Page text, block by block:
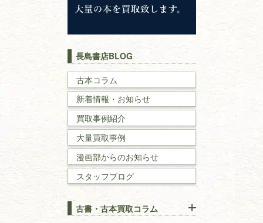
キリスト教
世界史・
戦記・戦史
国文学・国語学
理工書
数学書・物理学書
建築書
漢方・鍼灸・東洋医学
長島書店BLOG
古本コラム
新着情報・お知らせ
買取事例紹介
大量買取事例
漫画部からのお知らせ
スタッフブログ
古書・古本買取コラム